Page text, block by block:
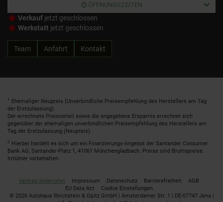
ÖFFNUNGSZEITEN
Verkauf jetzt geschlossen
Werkstatt jetzt geschlossen
Team Anfahrt Kontakt
1 Ehemaliger Neupreis (Unverbindliche Preisempfehlung des Herstellers am Tag
der Erstzulassung).
Der errechnete Preisvorteil sowie die angegebene Ersparnis errechnet sich
gegenüber der ehemaligen unverbindlichen Preisempfehlung des Herstellers am
Tag der Erstzulassung (Neupreis).
2 Hierbei handelt es sich um ein Finanzierungs-Angebot der Santander Consumer
Bank AG, Santander-Platz 1, 41061 Mönchengladbach. Preise sind Bruttopreise.
Irrtümer vorbehalten.
Vertrag widerrufen Impressum Datenschutz Barrierefreiheit
AGB
EU Data Act
Cookie Einstellungen
© 2026 Autohaus Reichstein & Opitz GmbH | Amsterdamer Str. 1 | DE-07747 Jena |